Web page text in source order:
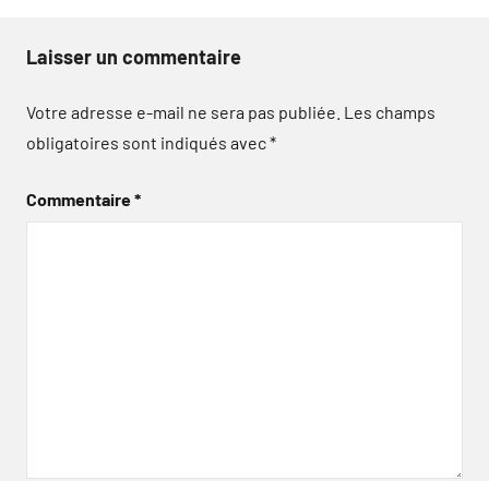
Laisser un commentaire
Votre adresse e-mail ne sera pas publiée. Les champs
obligatoires sont indiqués avec*
Commentaire*